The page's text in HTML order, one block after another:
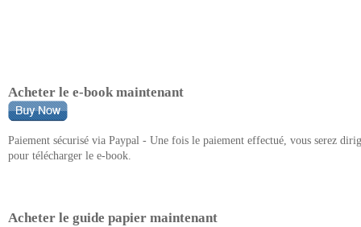
Acheter le e-book maintenant
Paiement sécurisé via Paypal - Une fois le paiement effectué, vous serez
pour télécharger le e-book.
Acheter le guide papier maintenant